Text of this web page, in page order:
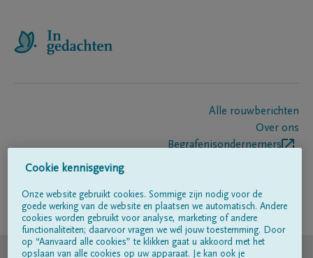
Alle rouwberichten
Over ons
Begrafenisondernemers
Volg ons op
© DELA
Cookie kennisgeving
Onze website gebruikt cookies. Sommige zijn nodig voor de
goede werking van de website en plaatsen we automatisch. Andere
cookies worden gebruikt voor analyse, marketing of andere
functionaliteiten; daarvoor vragen we wél jouw toestemming. Door
op “Aanvaard alle cookies” te klikken gaat u akkoord met het
opslaan van alle cookies op uw apparaat. Je kan ook je